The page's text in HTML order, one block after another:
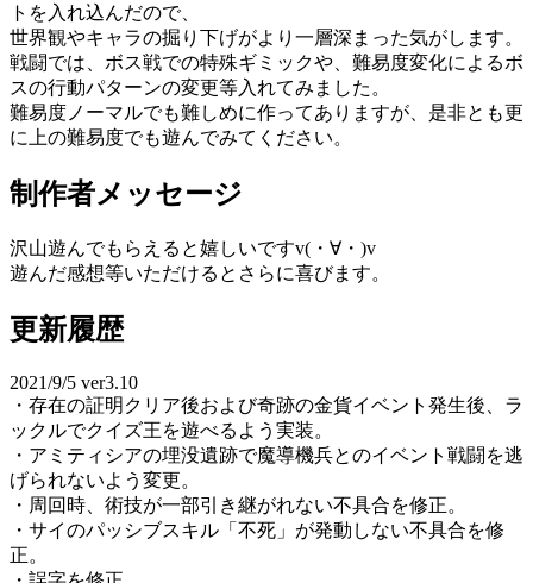
トを入れ込んだので、
世界観やキャラの掘り下げがより一層深まった気がします。
戦闘では、ボス戦での特殊ギミックや、難易度変化によるボ
スの行動パターンの変更等入れてみました。
難易度ノーマルでも難しめに作ってありますが、是非とも更
に上の難易度でも遊んでみてください。
制作者メッセージ
沢山遊んでもらえると嬉しいですv(・∀・)v
遊んだ感想等いただけるとさらに喜びます。
更新履歴
2021/9/5 ver3.10
・存在の証明クリア後および奇跡の金貨イベント発生後、ラ
ックルでクイズ王を遊べるよう実装。
・アミティシアの埋没遺跡で魔導機兵とのイベント戦闘を逃
げられないよう変更。
・周回時、術技が一部引き継がれない不具合を修正。
・サイのパッシブスキル「不死」が発動しない不具合を修
正。